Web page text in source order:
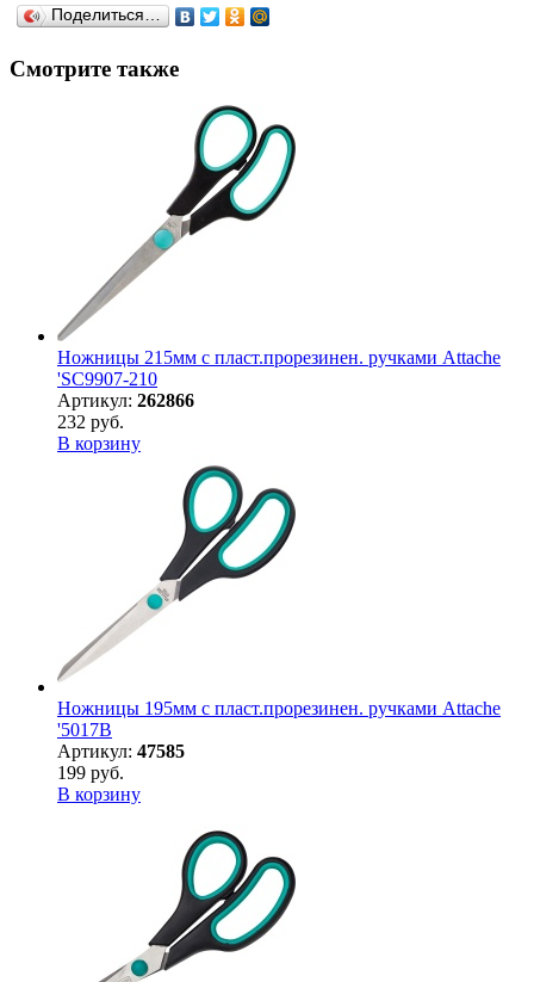
Поделиться…
Смотрите также
Ножницы 215мм с пласт.прорезинен. ручками Attache
'SC9907-210
Артикул: 262866
232 руб.
В корзину
Ножницы 195мм с пласт.прорезинен. ручками Attache
'5017B
Артикул: 47585
199 руб.
В корзину